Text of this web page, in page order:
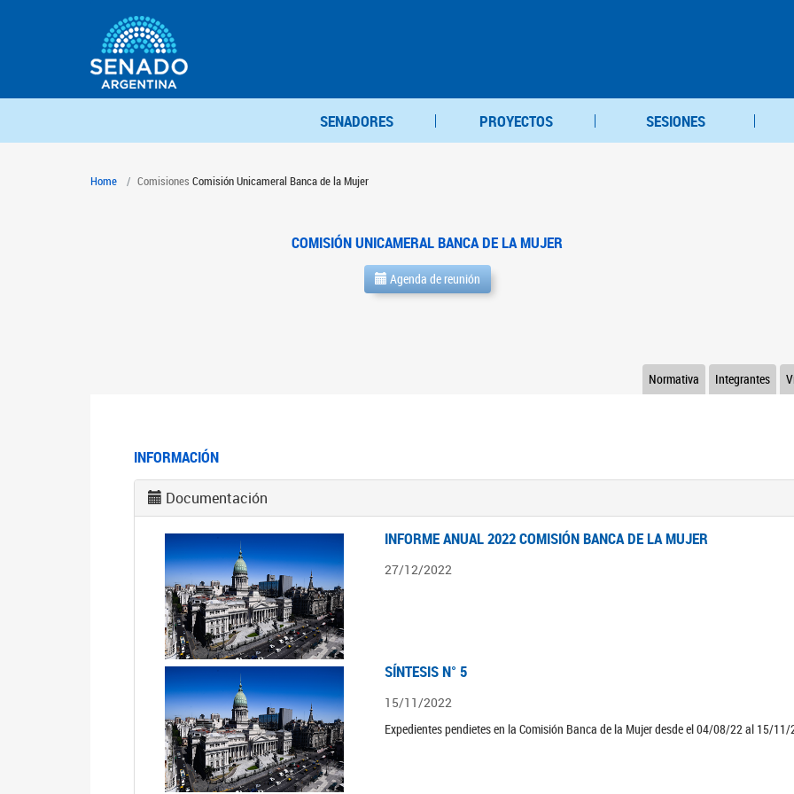
SENADORES PROYECTOS SESIONES
Home Comisiones Comisión Unicameral Banca de la Mujer
COMISIÓN UNICAMERAL BANCA DE LA MUJER
Agenda de reunión
Integrantes
Normativa
INFORMACIÓN
Documentación
INFORME ANUAL 2022 COMISIÓN BANCA DE LA MUJER
27/12/2022
SÍNTESIS N° 5
15/11/2022
Expedientes pendietes en la Comisión Banca de la Mujer desde el 04/08/22 al 15/